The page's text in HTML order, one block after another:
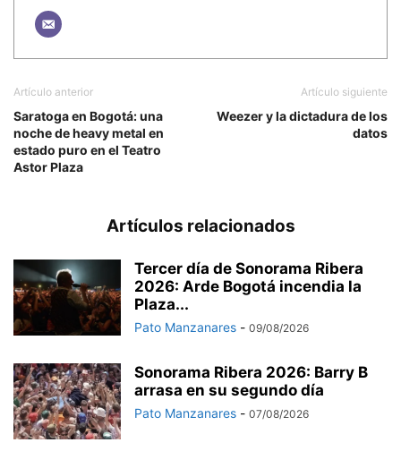
Artículo anterior
Saratoga en Bogotá: una
noche de heavy metal en
estado puro en el Teatro
Astor Plaza
Artículo siguiente
Weezer y la dictadura de los
datos
Artículos relacionados
Tercer día de Sonorama Ribera
2026: Arde Bogotá incendia la
Plaza...
Pato Manzanares - 09/08/2026
Sonorama Ribera 2026: Barry B
arrasa en su segundo día
Pato Manzanares - 07/08/2026